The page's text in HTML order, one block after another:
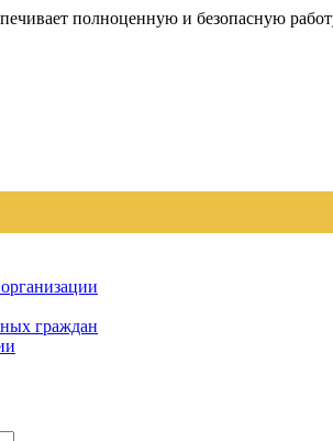
полноценную и безопасную
граждан